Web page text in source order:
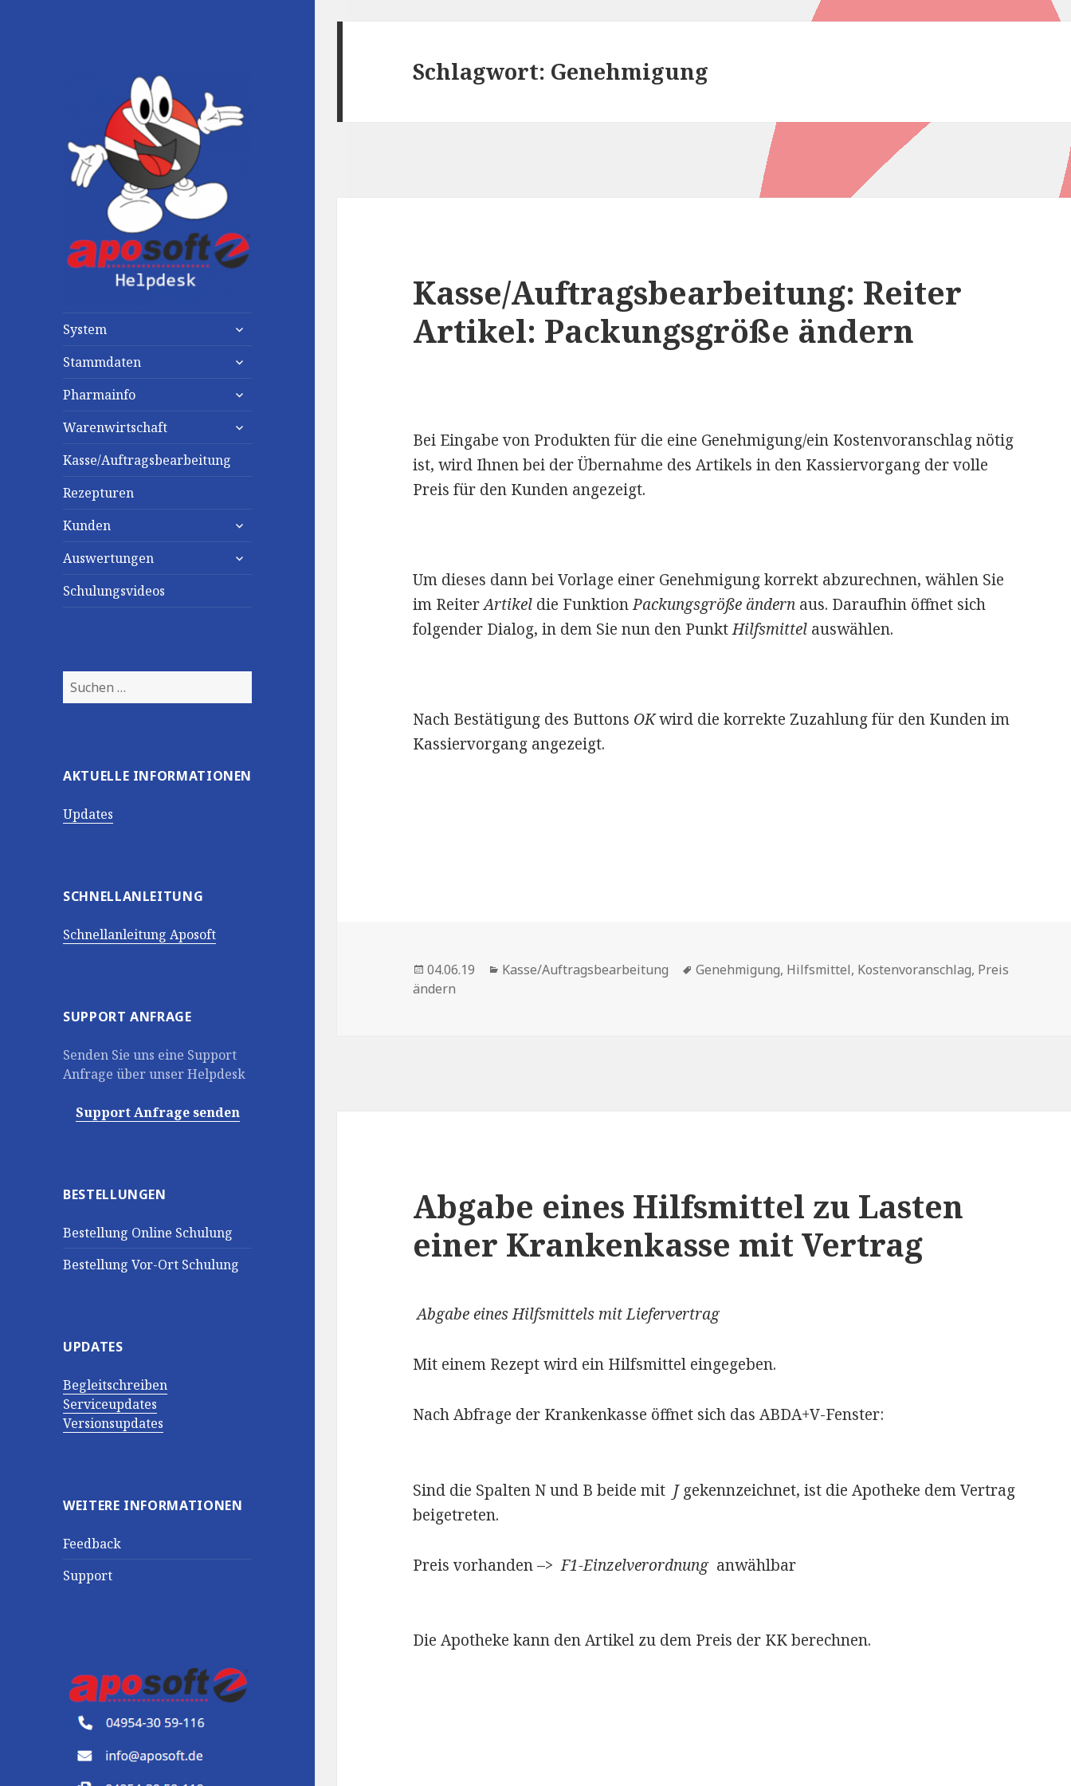
System
Stammdaten
Pharmainfo
Warenwirtschaft
Kasse/Auftragsbearbeitung
Rezepturen
Kunden
Auswertungen
Schulungsvideos
Suchen
nach:
AKTUELLE INFORMATIONEN
Updates
SCHNELLANLEITUNG
Schnellanleitung Aposoft
SUPPORT ANFRAGE
Senden Sie uns eine Support
Anfrage über unser Helpdesk
Support Anfrage senden
BESTELLUNGEN
Bestellung Online Schulung
Bestellung Vor-Ort Schulung
UPDATES
Begleitschreiben
Serviceupdates
Versionsupdates
WEITERE INFORMATIONEN
Feedback
Support
Schlagwort: Genehmigung
Kasse/Auftragsbearbeitung: Reiter
Artikel: Packungsgröße ändern
Bei Eingabe von Produkten für die eine Genehmigung/ein Kostenvoranschlag nötig
ist, wird Ihnen bei der Übernahme des Artikels in den Kassiervorgang der volle
Preis für den Kunden angezeigt.
Um dieses dann bei Vorlage einer Genehmigung korrekt abzurechnen, wählen Sie
im ReiterArtikeldie FunktionPackungsgröße ändernaus. Daraufhin öffnet sich
folgender Dialog, in dem Sie nun den PunktHilfsmittelauswählen.
Nach Bestätigung des Buttons OKwird die korrekte Zuzahlung für den Kunden im
Kassiervorgang angezeigt.
Veröffentlicht
am
04.06.19 Kategorien
Kasse/Auftragsbearbeitung Schlagwörter
Genehmigung, Hilfsmittel, Kostenvoranschlag, Preis
ändern
Abgabe eines Hilfsmittel zu Lasten
einer Krankenkasse mit Vertrag
Abgabe eines Hilfsmittels mit Liefervertrag
Mit einem Rezept wird ein Hilfsmittel eingegeben.
Nach Abfrage der Krankenkasse öffnet sich das ABDA+V-Fenster:
Sind die Spalten N und B beide mitJ gekennzeichnet, ist die Apotheke dem Vertrag
beigetreten.
Preis vorhanden –>F1-Einzelverordnunganwählbar
Die Apotheke kann den Artikel zu dem Preis der KK berechnen.